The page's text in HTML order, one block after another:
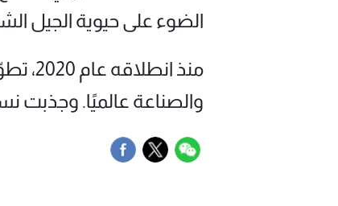
الضوء على حيوية الجيل
منذ
والصناعة عالميًا. وجذبت نسخة العام الماضي 52,000 زائرًا بشكل